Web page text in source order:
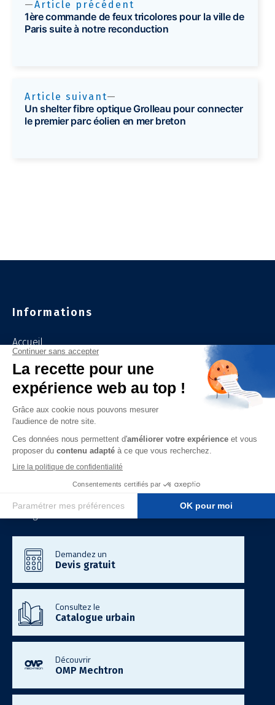
Article précédent
1ère commande de feux tricolores pour la ville de
Paris suite à notre reconduction
Article suivant
Un shelter fibre optique Grolleau pour connecter
le premier parc éolien en mer breton
Informations
Accueil
A propos
Recrutement
Index égalité salariale
Expertises
Smart City
Télécom & Data
Mobilité Electrique
Demandez un
Devis gratuit
Consultez le
Catalogue urbain
Découvrir
OMP Mechtron